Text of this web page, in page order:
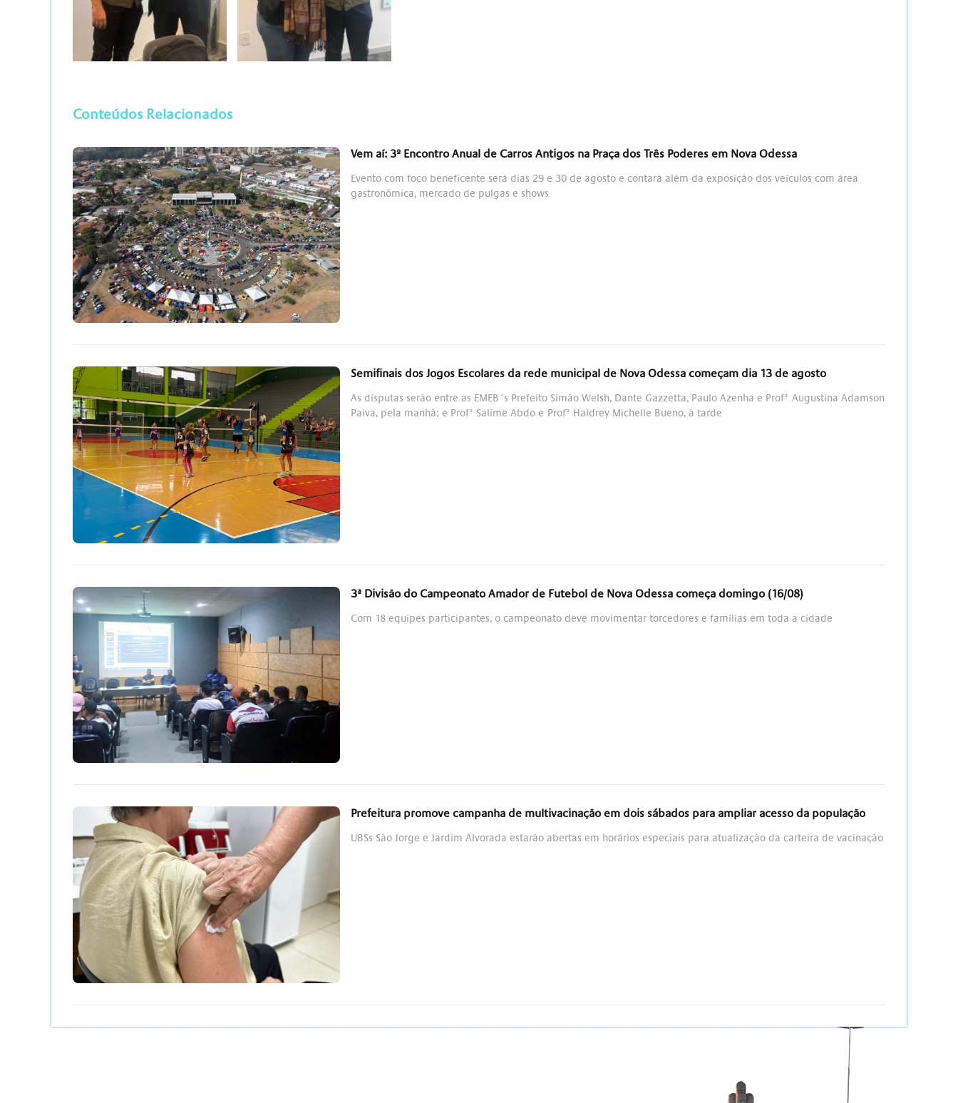
Conteúdos Relacionados
Vem aí: 3º Encontro Anual de Carros Antigos na Praça dos Três Poderes em Nova Odessa
Evento com foco beneficente será dias 29 e 30 de agosto e contará além da exposição dos veículos com área
gastronômica, mercado de pulgas e shows
Semifinais dos Jogos Escolares da rede municipal de Nova Odessa começam dia 13 de agosto
As disputas serão entre as EMEB´s Prefeito Simão Welsh, Dante Gazzetta, Paulo Azenha e Profª Augustina Adamson
Paiva, pela manhã; e Profª Salime Abdo e Profª Haldrey Michelle Bueno, à tarde
3ª Divisão do Campeonato Amador de Futebol de Nova Odessa começa domingo (16/08)
Com 18 equipes participantes, o campeonato deve movimentar torcedores e famílias em toda a cidade
Prefeitura promove campanha de multivacinação em dois sábados para ampliar acesso da população
UBSs São Jorge e Jardim Alvorada estarão abertas em horários especiais para atualização da carteira de vacinação